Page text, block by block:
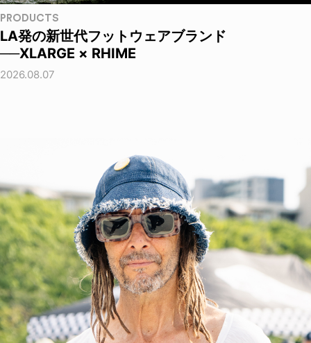
PRODUCTS
LA発の新世代フットウェアブランド
──XLARGE × RHIME
2026.08.07